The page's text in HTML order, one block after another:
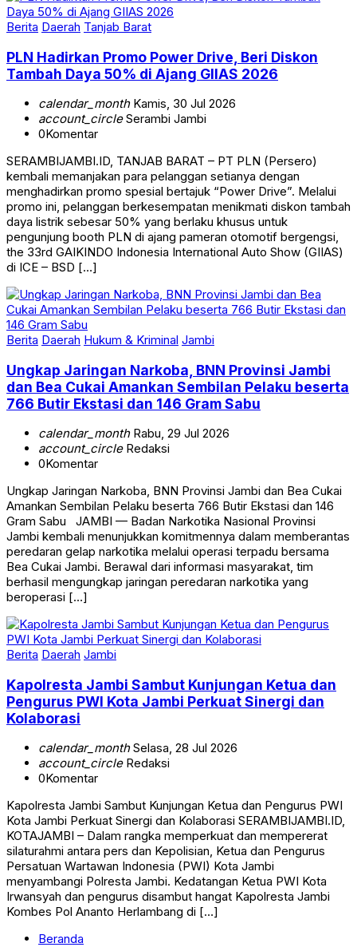
Berita Daerah Tanjab Barat
Tambah Daya 50% di Ajang GIIAS 2026
account_circleSerambi Jambi
0Komentar
kembali memanjakan para pelanggan setianya dengan
menghadirkan promo spesial bertajuk “Power Drive”. Melalui
promo ini, pelanggan berkesempatan menikmati diskon tambah
daya listrik sebesar 50% yang berlaku khusus untuk
pengunjung booth PLN di ajang pameran otomotif bergengsi,
the 33rd GAIKINDO Indonesia International Auto Show (GIIAS)
di ICE – BSD […]
Berita Daerah Hukum & Kriminal
dan Bea Cukai Amankan Sembilan Pelaku beserta
766 Butir Ekstasi dan 146 Gram Sabu
account_circleRedaksi
0Komentar
Amankan Sembilan Pelaku beserta 766 Butir Ekstasi dan 146
Gram Sabu JAMBI — Badan Narkotika Nasional Provinsi
Jambi kembali menunjukkan komitmennya dalam memberantas
peredaran gelap narkotika melalui operasi terpadu bersama
Bea Cukai Jambi. Berawal dari informasi masyarakat, tim
berhasil mengungkap jaringan peredaran narkotika yang
beroperasi […]
Berita Daerah Jambi
Pengurus PWI Kota Jambi Perkuat Sinergi dan
Kolaborasi
account_circleRedaksi
0Komentar
Kota Jambi Perkuat Sinergi dan Kolaborasi SERAMBIJAMBI.ID,
KOTAJAMBI – Dalam rangka memperkuat dan mempererat
silaturahmi antara pers dan Kepolisian, Ketua dan Pengurus
Persatuan Wartawan Indonesia (PWI) Kota Jambi
menyambangi Polresta Jambi. Kedatangan Ketua PWI Kota
Irwansyah dan pengurus disambut hangat Kapolresta Jambi
Kombes Pol Ananto Herlambang di […]
Kebijakan Privasi